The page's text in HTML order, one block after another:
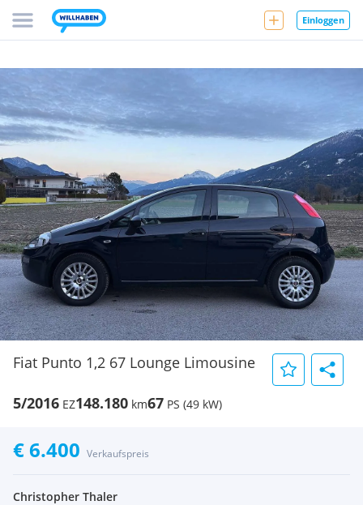
Einloggen
Fiat Punto 1,2 67 Lounge Limousine
5/2016 EZ148.180 km67 PS (49 kW)
€ 6.400 Verkaufspreis
Christopher Thaler